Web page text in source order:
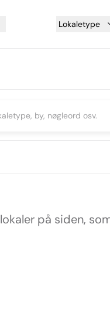
Lokaletype
på siden,